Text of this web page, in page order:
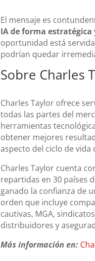
El mensaje es
IA de forma
oportunidad está
podrían quedar
Sobre Charles
Charles Taylor ofrece
todas las partes del
herramientas
obtener mejores
aspecto del ciclo de
Charles Taylor cuenta
repartidas en 30 países
ganado la confianza de
orden que incluye
cautivas, MGA,
distribuidores y
Más información en: